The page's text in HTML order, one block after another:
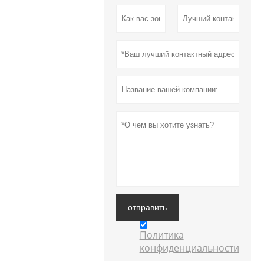
отправить
Политика
конфиденциальности